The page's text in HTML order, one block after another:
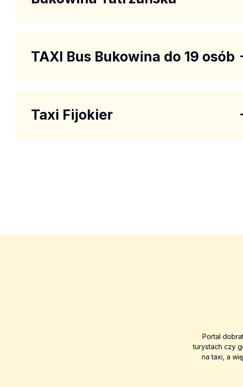
TAXI Bus Bukowina do 19 osób
Taxi Fijokier
Portal
turystach czy
na taxi, a